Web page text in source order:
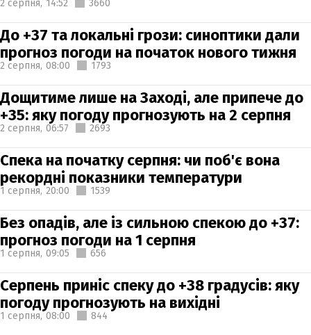
2 серпня, 14:52 3660
До +37 та локальні грози: синоптики дали
прогноз погоди на початок нового тижня
2 серпня, 08:00 1793
Дощитиме лише на Заході, але припече до
+35: яку погоду прогнозують на 2 серпня
2 серпня, 06:57 2693
Спека на початку серпня: чи поб'є вона
рекордні показники температури
1 серпня, 20:00 1539
Без опадів, але із сильною спекою до +37:
прогноз погоди на 1 серпня
1 серпня, 09:05 656
Серпень приніс спеку до +38 градусів: яку
погоду прогнозують на вихідні
1 серпня, 08:00 844